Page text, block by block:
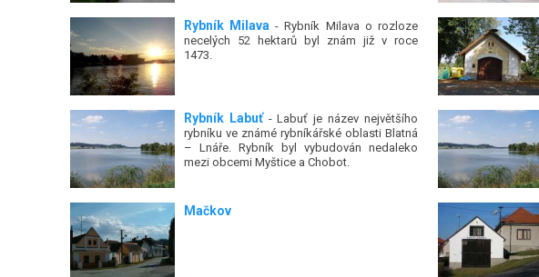
Rybník Milava - Rybník Milava o rozloze
necelých 52 hektarů byl znám již v roce
1473.
Rybník Labuť- Labuť je název největšího
rybníku ve známé rybníkářské oblasti Blatná
– Lnáře. Rybník byl vybudován nedaleko
mezi obcemi Myštice a Chobot.
Mačkov